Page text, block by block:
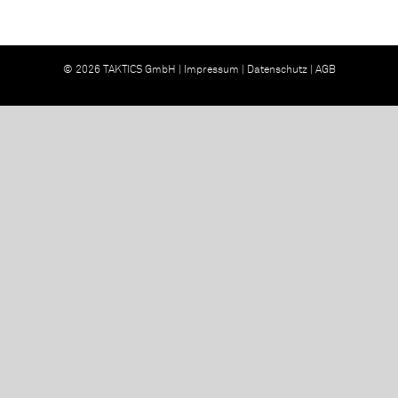
© 2026 TAKTICS GmbH | Impressum | Datenschutz| AGB